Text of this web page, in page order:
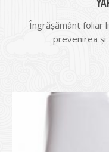
Îngrăşământ foliar
prevenirea şi